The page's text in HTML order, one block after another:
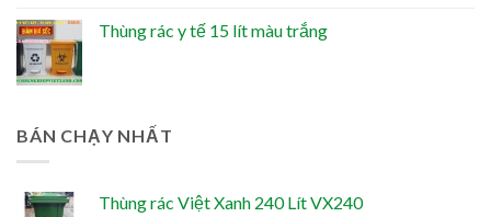
Thùng rác y tế 15 lít màu trắng
BÁN CHẠY NHẤT
Thùng rác Việt Xanh 240 Lít VX240